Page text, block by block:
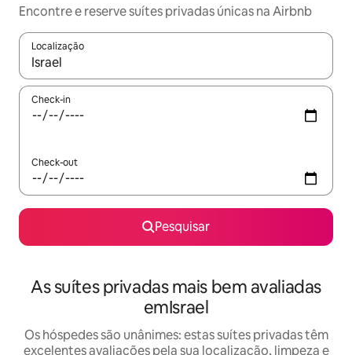
Encontre e reserve suítes privadas únicas na Airbnb
Localização
Quando os resultados estiverem disponíveis, navegue com
Check-in
Check-out
Pesquisar
As suítes privadas mais bem avaliadas
emIsrael
Os hóspedes são unânimes: estas suítes privadas têm
excelentes avaliações pela sua localização, limpeza e